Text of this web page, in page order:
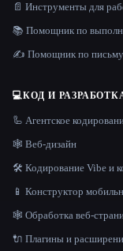
📄 Инструменты для
📚 Помощник по
✍️ Помощник по письму
💻КОД И
🦾 Агентское
🕸 Веб-дизайн
🛠️ Кодирование Vibe и
📱 Конструктор
🕸️ Обработка веб-
🔌 Плагины и